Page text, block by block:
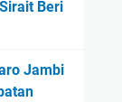
Beri
Jambi